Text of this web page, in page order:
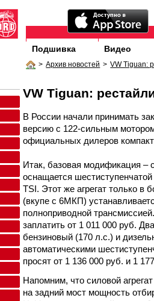
Подшивка Видео
> Архив новостей > VW Tiguan:
VW Tiguan:
В России начали принимать
версию с 122-сильным
официальных дилеров
Итак, базовая модификация –
оснащается
TSI. Этот же агрегат только в
(вкупе с 6МКП)
полноприводной
заплатить от 1 011 000 руб.
бензиновый (170 л.с.) и
автоматическими
просят от 1 136 000 руб. и 1
Напомним, что силовой
на задний мост мощность